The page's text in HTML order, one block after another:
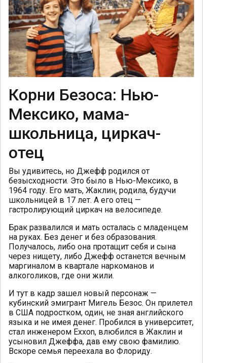
Корни Безоса: Нью-
Мексико, мама-
школьница, циркач-
отец
Вы удивитесь, но Джефф родился от
безысходности. Это было в Нью-Мексико, в
1964 году. Его мать, Жаклин, родила, будучи
школьницей в 17 лет. А его отец —
гастролирующий циркач на велосипеде.
Брак развалился и мать осталась с младенцем
на руках. Без денег и без образования.
Получалось, либо она протащит себя и сына
через нищету, либо Джефф останется вечным
маргиналом в квартале наркоманов и
алкоголиков, где они жили.
И тут в кадр зашел новый персонаж —
кубинский эмигрант Мигель Безос. Он прилетел
в США подростком, один, не зная английского
языка и не имея денег. Пробился в университет,
стал инженером Exxon, влюбился в Жаклин и
усыновил Джеффа, дав ему свою фамилию.
Вскоре семья переехала во Флориду.